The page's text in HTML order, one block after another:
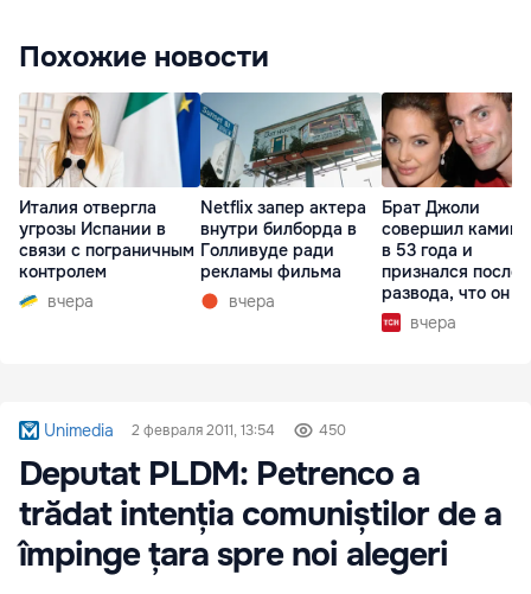
Похожие новости
Италия отвергла
угрозы Испании в
связи с пограничным
контролем
вчера
Netflix запер актера
внутри билборда в
Голливуде ради
рекламы фильма
вчера
Брат Джоли
совершил
в 53 года и
признался после
развода, что он
вчера
Unimedia 2 февраля 2011, 13:54 450
Deputat PLDM: Petrenco a
trădat intenția comuniștilor de a
împinge țara spre noi alegeri